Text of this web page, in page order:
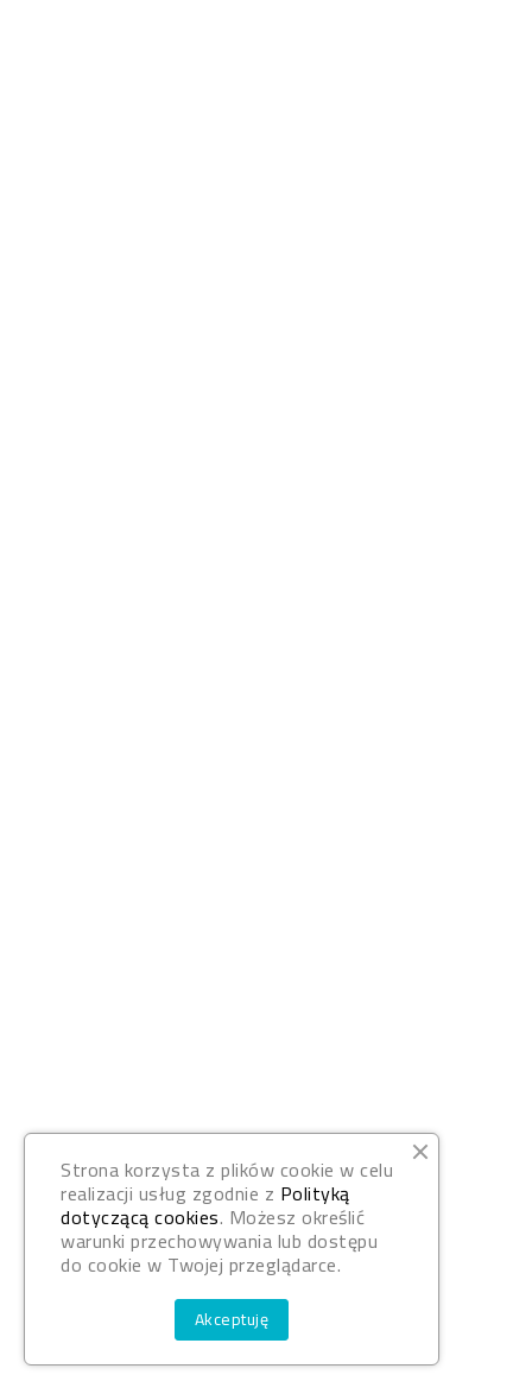
Strona korzysta z plików cookie w celu
realizacji usług zgodnie z Polityką
dotyczącą cookies. Możesz określić
warunki przechowywania lub dostępu
do cookie w Twojej przeglądarce.
Akceptuję